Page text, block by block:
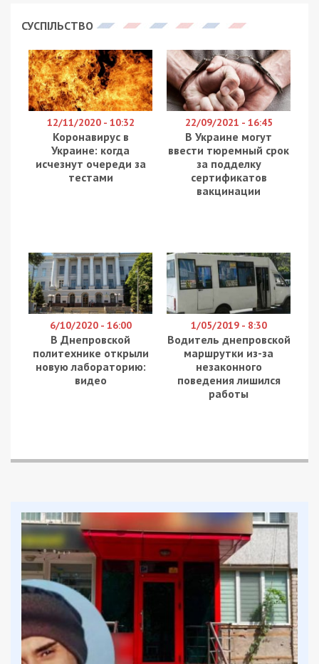
СУСПІЛЬСТВО
12/11/2020 - 10:32
Коронавирус в
Украине: когда
исчезнут очереди за
тестами
22/09/2021 - 16:45
В Украине могут
ввести тюремный срок
за подделку
сертификатов
вакцинации
6/10/2020 - 16:00
В Днепровской
политехнике открыли
новую лабораторию:
видео
1/05/2019 - 8:30
Водитель днепровской
маршрутки из-за
незаконного
поведения лишился
работы